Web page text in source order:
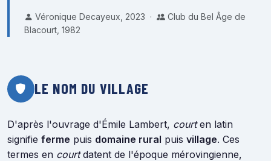
Véronique Decayeux, 2023 ·
Club du Bel Âge de
Blacourt, 1982
LE NOM DU VILLAGE
D'après l'ouvrage d'Émile Lambert, courten latin
signifie ferme puis domaine rural puis village. Ces
termes en courtdatent de l'époque mérovingienne,